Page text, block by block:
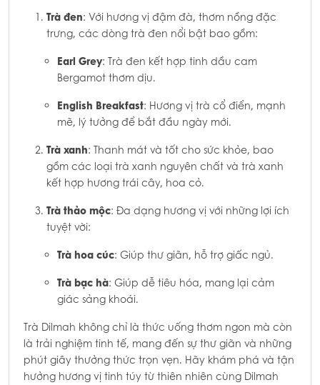
Trà đen: Với hương vị đậm đà, thơm nồng đặc
trưng, các dòng trà đen nổi bật bao gồm:
Earl Grey: Trà đen kết hợp tinh dầu cam
Bergamot thơm dịu.
English Breakfast: Hương vị trà cổ điển, mạnh
mẽ, lý tưởng để bắt đầu ngày mới.
Trà xanh: Thanh mát và tốt cho sức khỏe, bao
gồm các loại trà xanh nguyên chất và trà xanh
kết hợp hương trái cây, hoa cỏ.
Trà thảo mộc: Đa dạng hương vị với những lợi ích
tuyệt vời:
Trà hoa cúc: Giúp thư giãn, hỗ trợ giấc ngủ.
Trà bạc hà: Giúp dễ tiêu hóa, mang lại cảm
giác sảng khoái.
Trà Dilmah không chỉ là thức uống thơm ngon mà còn
là trải nghiệm tinh tế, mang đến sự thư giãn và những
phút giây thưởng thức trọn vẹn. Hãy khám phá và tận
hưởng hương vị tinh túy từ thiên nhiên cùng Dilmah